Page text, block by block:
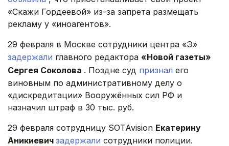
«Скажи Гордеевой» из-за запрета размещать
рекламу у «иноагентов».
29 февраля в Москве сотрудники центра «Э»
задержали главного редактора «Новой газеты»
Сергея Соколова . Поздне суд признал его
виновным по административному делу о
«дискредитации» Вооружённых сил РФ и
назначил штраф в 30 тыс. руб.
29 февраля сотрудницу SOTAvision Екатерину
Аникиевич задержали сотрудники полиции.